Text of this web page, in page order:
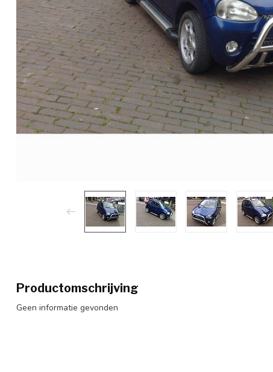
Productomschrijving
Geen informatie gevonden